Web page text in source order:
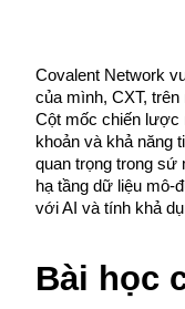
COIN-M Futures
Covalent Network
của mình, CXT, trên
Cột mốc chiến lược
khoản và khả năng
quan trọng trong sứ
hạ tầng dữ liệu mô-
với AI và tính khả
Bài học